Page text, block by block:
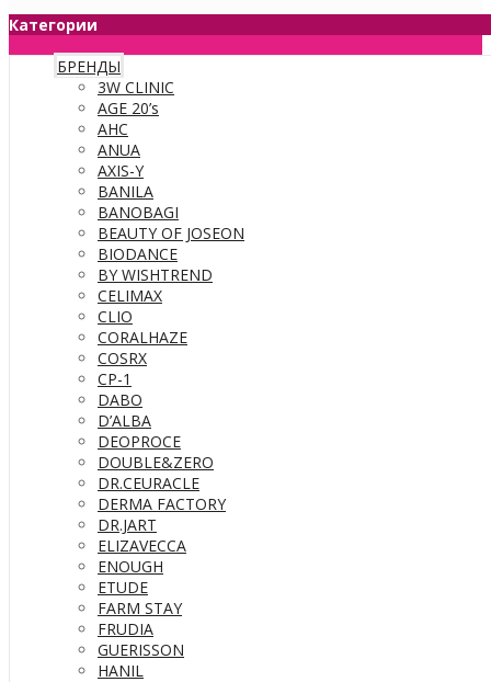
Категории
БРЕНДЫ
3W CLINIC
AGE 20’s
AHC
ANUA
AXIS-Y
BANILA
BANOBAGI
BEAUTY OF JOSEON
BIODANCE
BY WISHTREND
CELIMAX
CLIO
CORALHAZE
COSRX
CP-1
DABO
D’ALBA
DEOPROCE
DOUBLE&ZERO
DR.CEURACLE
DERMA FACTORY
DR.JART
ELIZAVECCA
ENOUGH
ETUDE
FARM STAY
FRUDIA
GUERISSON
HANIL